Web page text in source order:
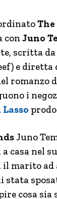
con Juno
scritta
e
romanzo
i
Lasso
Juno
casa nel
marito ad
stata
cosa sia